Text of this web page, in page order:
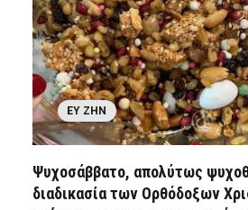
ΕΥ ΖΗΝ
Ψυχοσάββατο, απολύτως
διαδικασία των Ορθόδοξων